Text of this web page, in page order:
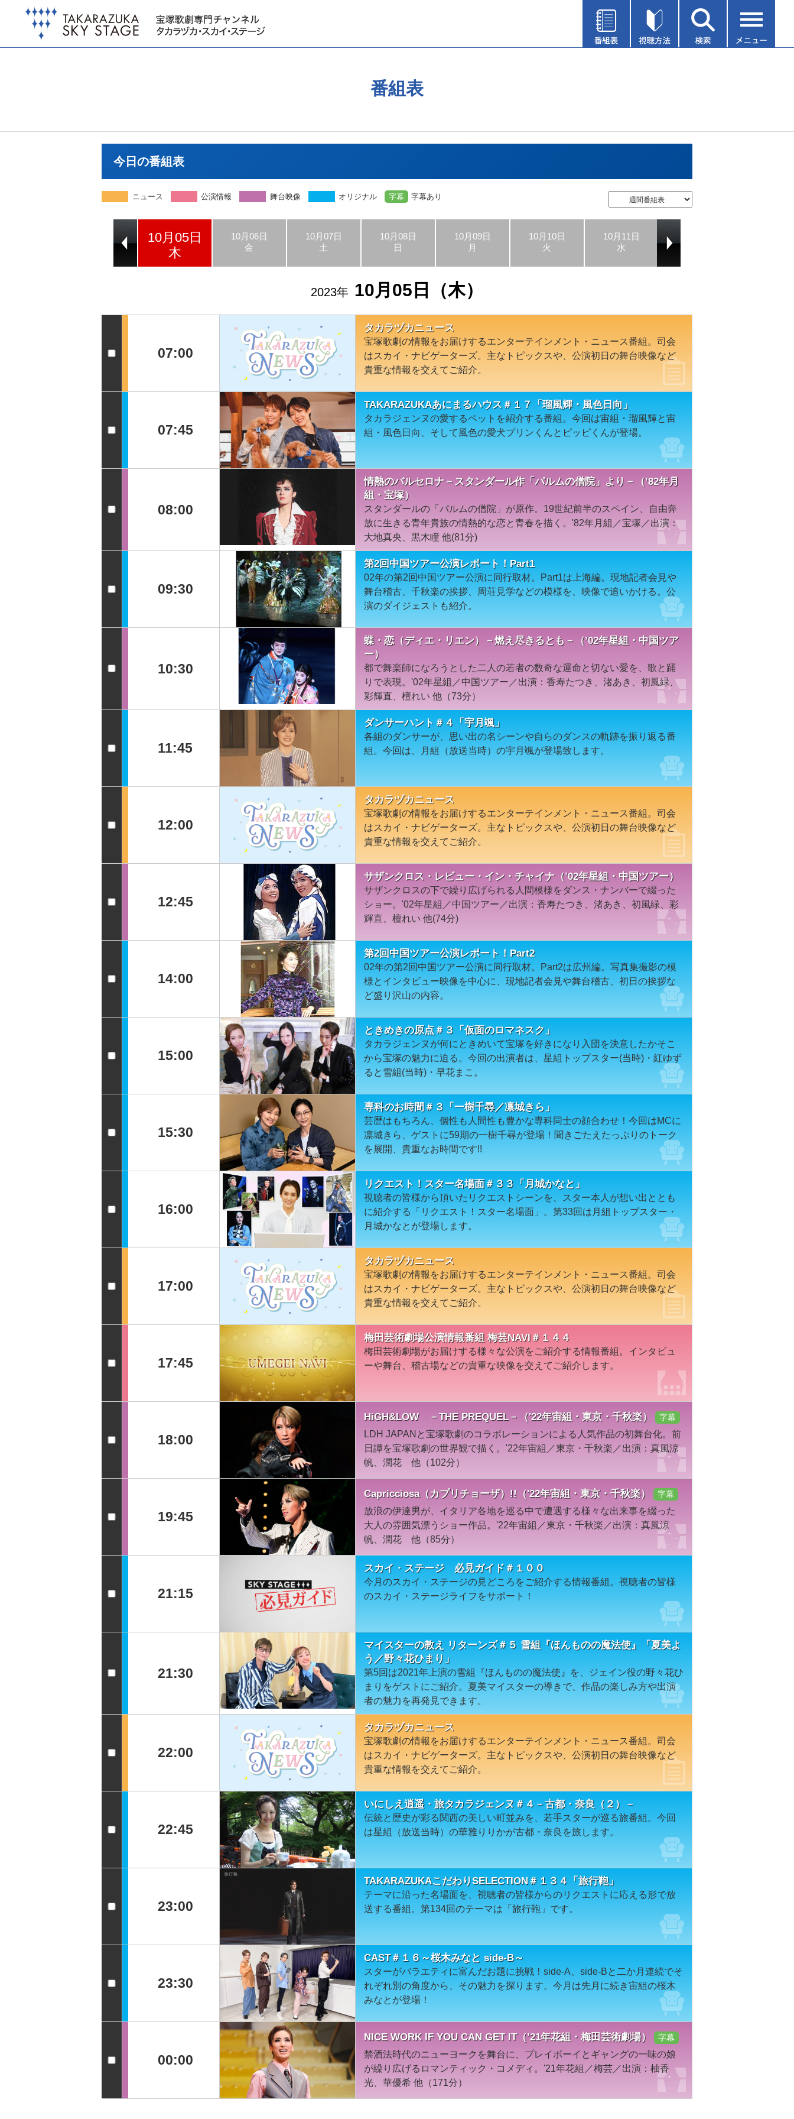
番組表
今日の番組表
ニュース 公演情報 舞台映像 オリジナル 字幕 字幕あり
10月05日
木
10月06日
金
10月07日
土
10月08日
日
10月09日
月
10月10日
火
10月11日
水
2023年 10月05日（木）
07:00
タカラヅカニュース
宝塚歌劇の情報をお届けするエンターテインメント・ニュース番組。司会
はスカイ・ナビゲーターズ。主なトピックスや、公演初日の舞台映像など
貴重な情報を交えてご紹介。
07:45
TAKARAZUKAあにまるハウス＃１７「瑠風輝・風色日向」
タカラジェンヌの愛するペットを紹介する番組。今回は宙組・瑠風輝と宙
組・風色日向、そして風色の愛犬プリンくんとピッピくんが登場。
08:00
情熱のバルセロナ－スタンダール作「パルムの僧院」より－（’82年月
組・宝塚）
スタンダールの「パルムの僧院」が原作。19世紀前半のスペイン、自由奔
放に生きる青年貴族の情熱的な恋と青春を描く。'82年月組／宝塚／出演：
大地真央、黒木瞳 他(81分)
09:30
第2回中国ツアー公演レポート！Part1
02年の第2回中国ツアー公演に同行取材。Part1は上海編。現地記者会見や
舞台稽古、千秋楽の挨拶、周荘見学などの模様を、映像で追いかける。公
演のダイジェストも紹介。
10:30
蝶・恋（ディエ・リエン）－燃え尽きるとも－（’02年星組・中国ツア
ー）
都で舞楽師になろうとした二人の若者の数奇な運命と切ない愛を、歌と踊
りで表現。'02年星組／中国ツアー／出演：香寿たつき、渚あき、初風緑、
彩輝直、檀れい 他（73分）
11:45
ダンサーハント＃４「宇月颯」
各組のダンサーが、思い出の名シーンや自らのダンスの軌跡を振り返る番
組。今回は、月組（放送当時）の宇月颯が登場致します。
12:00
タカラヅカニュース
宝塚歌劇の情報をお届けするエンターテインメント・ニュース番組。司会
はスカイ・ナビゲーターズ。主なトピックスや、公演初日の舞台映像など
貴重な情報を交えてご紹介。
12:45
サザンクロス・レビュー・イン・チャイナ（’02年星組・中国ツアー）
サザンクロスの下で繰り広げられる人間模様をダンス・ナンバーで綴った
ショー。'02年星組／中国ツアー／出演：香寿たつき、渚あき、初風緑、彩
輝直、檀れい 他(74分)
14:00
第2回中国ツアー公演レポート！Part2
02年の第2回中国ツアー公演に同行取材。Part2は広州編。写真集撮影の模
様とインタビュー映像を中心に、現地記者会見や舞台稽古、初日の挨拶な
ど盛り沢山の内容。
15:00
ときめきの原点＃３「仮面のロマネスク」
タカラジェンヌが何にときめいて宝塚を好きになり入団を決意したかそこ
から宝塚の魅力に迫る。今回の出演者は、星組トップスター(当時)・紅ゆず
ると雪組(当時)・早花まこ。
15:30
専科のお時間＃３「一樹千尋／凛城きら」
芸歴はもちろん、個性も人間性も豊かな専科同士の顔合わせ！今回はMCに
凛城きら、ゲストに59期の一樹千尋が登場！聞きごたえたっぷりのトーク
を展開、貴重なお時間です!!
16:00
リクエスト！スター名場面＃３３「月城かなと」
視聴者の皆様から頂いたリクエストシーンを、スター本人が想い出ととも
に紹介する「リクエスト！スター名場面」。第33回は月組トップスター・
月城かなとが登場します。
17:00
タカラヅカニュース
宝塚歌劇の情報をお届けするエンターテインメント・ニュース番組。司会
はスカイ・ナビゲーターズ。主なトピックスや、公演初日の舞台映像など
貴重な情報を交えてご紹介。
17:45
梅田芸術劇場公演情報番組 梅芸NAVI＃１４４
梅田芸術劇場がお届けする様々な公演をご紹介する情報番組。インタビュ
ーや舞台、稽古場などの貴重な映像を交えてご紹介します。
18:00
HiGH&LOW －THE PREQUEL－（'22年宙組・東京・千秋楽） 字幕
LDH JAPANと宝塚歌劇のコラボレーションによる人気作品の初舞台化。前
日譚を宝塚歌劇の世界観で描く。'22年宙組／東京・千秋楽／出演：真風涼
帆、潤花 他（102分）
19:45
Capricciosa（カプリチョーザ）!!（'22年宙組・東京・千秋楽） 字幕
放浪の伊達男が、イタリア各地を巡る中で遭遇する様々な出来事を綴った
大人の雰囲気漂うショー作品。'22年宙組／東京・千秋楽／出演：真風涼
帆、潤花 他（85分）
21:15
スカイ・ステージ 必見ガイド＃１００
今月のスカイ・ステージの見どころをご紹介する情報番組。視聴者の皆様
のスカイ・ステージライフをサポート！
21:30
マイスターの教え リターンズ＃５ 雪組『ほんものの魔法使』「夏美よ
う／野々花ひまり」
第5回は2021年上演の雪組『ほんものの魔法使』を、ジェイン役の野々花ひ
まりをゲストにご紹介。夏美マイスターの導きで、作品の楽しみ方や出演
者の魅力を再発見できます。
22:00
タカラヅカニュース
宝塚歌劇の情報をお届けするエンターテインメント・ニュース番組。司会
はスカイ・ナビゲーターズ。主なトピックスや、公演初日の舞台映像など
貴重な情報を交えてご紹介。
22:45
いにしえ逍遥・旅タカラジェンヌ＃４－古都・奈良（２）－
伝統と歴史が彩る関西の美しい町並みを、若手スターが巡る旅番組。今回
は星組（放送当時）の華雅りりかが古都・奈良を旅します。
23:00
TAKARAZUKAこだわりSELECTION＃１３４「旅行鞄」
テーマに沿った名場面を、視聴者の皆様からのリクエストに応える形で放
送する番組。第134回のテーマは「旅行鞄」です。
23:30
CAST＃１６～桜木みなと side-B～
スターがバラエティに富んだお題に挑戦！side-A、side-Bと二か月連続でそ
れぞれ別の角度から、その魅力を探ります。今月は先月に続き宙組の桜木
みなとが登場！
00:00
NICE WORK IF YOU CAN GET IT（’21年花組・梅田芸術劇場） 字幕
禁酒法時代のニューヨークを舞台に、プレイボーイとギャングの一味の娘
が繰り広げるロマンティック・コメディ。'21年花組／梅芸／出演：柚香
光、華優希 他（171分）